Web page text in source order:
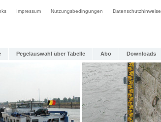
Impressum Nutzungsbedingungen Datenschutzhinweise
Pegelauswahl über Tabelle Abo Downloads